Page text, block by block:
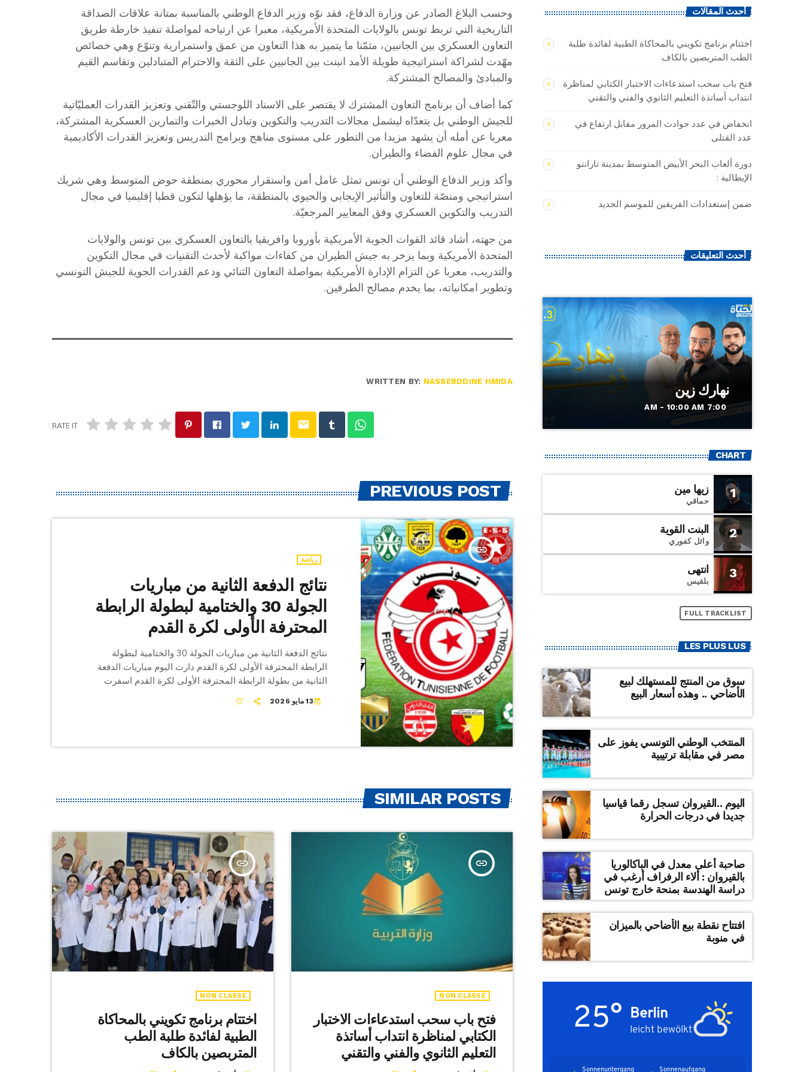
وحسب البلاغ الصادر عن وزارة الدفاع، فقد نوّه وزير الدفاع الوطني بالمناسبة بمتانة علاقات الصداقة
التاريخية التي تربط تونس بالولايات المتحدة الأمريكية، معبرا عن ارتياحه لمواصلة تنفيذ خارطة طريق
التعاون العسكري بين الجانبين، مثمّنا ما يتميز به هذا التعاون من عمق واستمرارية وتنوّع وهي خصائص
مهّدت لشراكة استراتيجية طويلة الأمد انبنت بين الجانبين على الثقة والاحترام المتبادلين وتقاسم القيم
والمبادئ والمصالح المشتركة.
كما أضاف أن برنامج التعاون المشترك لا يقتصر على الاسناد اللوجستي والتّقني وتعزيز القدرات العمليّاتية
للجيش الوطني بل يتعدّاه ليشمل مجالات التدريب والتكوين وتبادل الخبرات والتمارين العسكرية المشتركة،
معربا عن أمله أن يشهد مزيدا من التطور على مستوى مناهج وبرامج التدريس وتعزيز القدرات الأكاديمية
في مجال علوم الفضاء والطيران.
وأكد وزير الدفاع الوطني أن تونس تمثل عامل أمن واستقرار محوري بمنطقة حوض المتوسط وهي شريك
استراتيجي ومنصّة للتعاون والتأثير الإيجابي والحيوي بالمنطقة، ما يؤهلها لتكون قطبا إقليميا في مجال
التدريب والتكوين العسكري وفق المعايير المرجعيّة.
من جهته، أشاد قائد القوات الجوية الأمريكية بأوروبا وافريقيا بالتعاون العسكري بين تونس والولايات
المتحدة الأمريكية وبما يزخر به جيش الطيران من كفاءات مواكبة لأحدث التقنيات في مجال التكوين
والتدريب، معربا عن التزام الإدارة الأمريكية بمواصلة التعاون الثنائي ودعم القدرات الجوية للجيش التونسي
وتطوير امكانياته، بما يخدم مصالح الطرفين.
WRITTEN BY: NASSERDDINE HMIDA
email
RATE IT
PREVIOUS POST
insert_link
رياضة
نتائج الدفعة الثانية من مباريات
الجولة 30 والختامية لبطولة الرابطة
المحترفة الأولى لكرة القدم
نتائج الدفعة الثانية من مباريات الجولة 30 والختامية لبطولة
الرابطة المحترفة الأولى لكرة القدم دارت اليوم مباريات الدفعة
الثانية من بطولة الرابطة المحترفة الأولى لكرة القدم اسفرت
الترجي الجرجيسي مستقبل قابس 0 - 1 الملعب التونسي
today13 مايو 2026
SIMILAR POSTS
insert_link
NON CLASSÉ
اختتام برنامج تكويني بالمحاكاة
الطبية لفائدة طلبة الطب
المتربصين بالكاف
insert_link
NON CLASSÉ
فتح باب سحب استدعاءات الاختبار
الكتابي لمناظرة انتداب أساتذة
التعليم الثانوي والفني والتقني
أحدث المقالات
اختتام برنامج تكويني بالمحاكاة الطبية لفائدة طلبة
الطب المتربصين بالكاف
فتح باب سحب استدعاءات الاختبار الكتابي لمناظرة
انتداب أساتذة التعليم الثانوي والفني والتقني
انخفاض في عدد حوادث المرور مقابل ارتفاع في
عدد القتلى
دورة ألعاب البحر الأبيض المتوسط بمدينة تارانتو
الإيطالية :
ضمن إستعدادات الفريقين للموسم الجديد
أحدث التعليقات
نهارك زين
7:00 AM - 10:00 AM
CHART
1 زيها مين
حماقي
2 البنت القوية
وائل كفوري
3 انتهى
بلقيس
FULL TRACKLIST
LES PLUS LUS
سوق من المنتج للمستهلك لبيع
الأضاحي .. وهذه أسعار البيع
المنتخب الوطني التونسي يفوز على
مصر في مقابلة ترتيبية
اليوم ..القيروان تسجل رقما قياسيا
جديدا في درجات الحرارة
صاحبة أعلى معدل في الباكالوريا
بالقيروان : ألاء الرفراف أرغب في
دراسة الهندسة بمنحة خارج تونس
افتتاح نقطة بيع الأضاحي بالميزان
في منوبة
Berlin
leicht bewölkt
25°
Sonnenaufgang
Sonnenuntergang